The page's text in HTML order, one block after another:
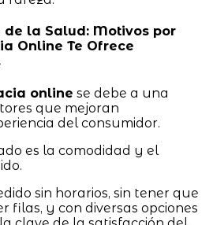
de la Salud: Motivos por
Online Te Ofrece
online se debe a una
que mejoran
del consumidor.
es la comodidad y el
sin horarios, sin tener que
filas, y con diversas opciones